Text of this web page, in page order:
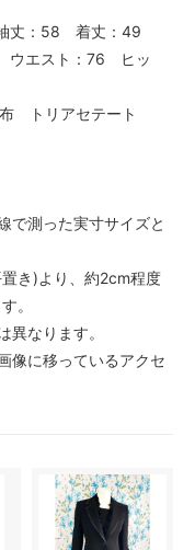
丈：58 着丈：49
エスト：76 ヒッ
トリアセテート
で測った実寸サイズと
き)より、約2cm程度
。
なります。
像に移っているアクセ